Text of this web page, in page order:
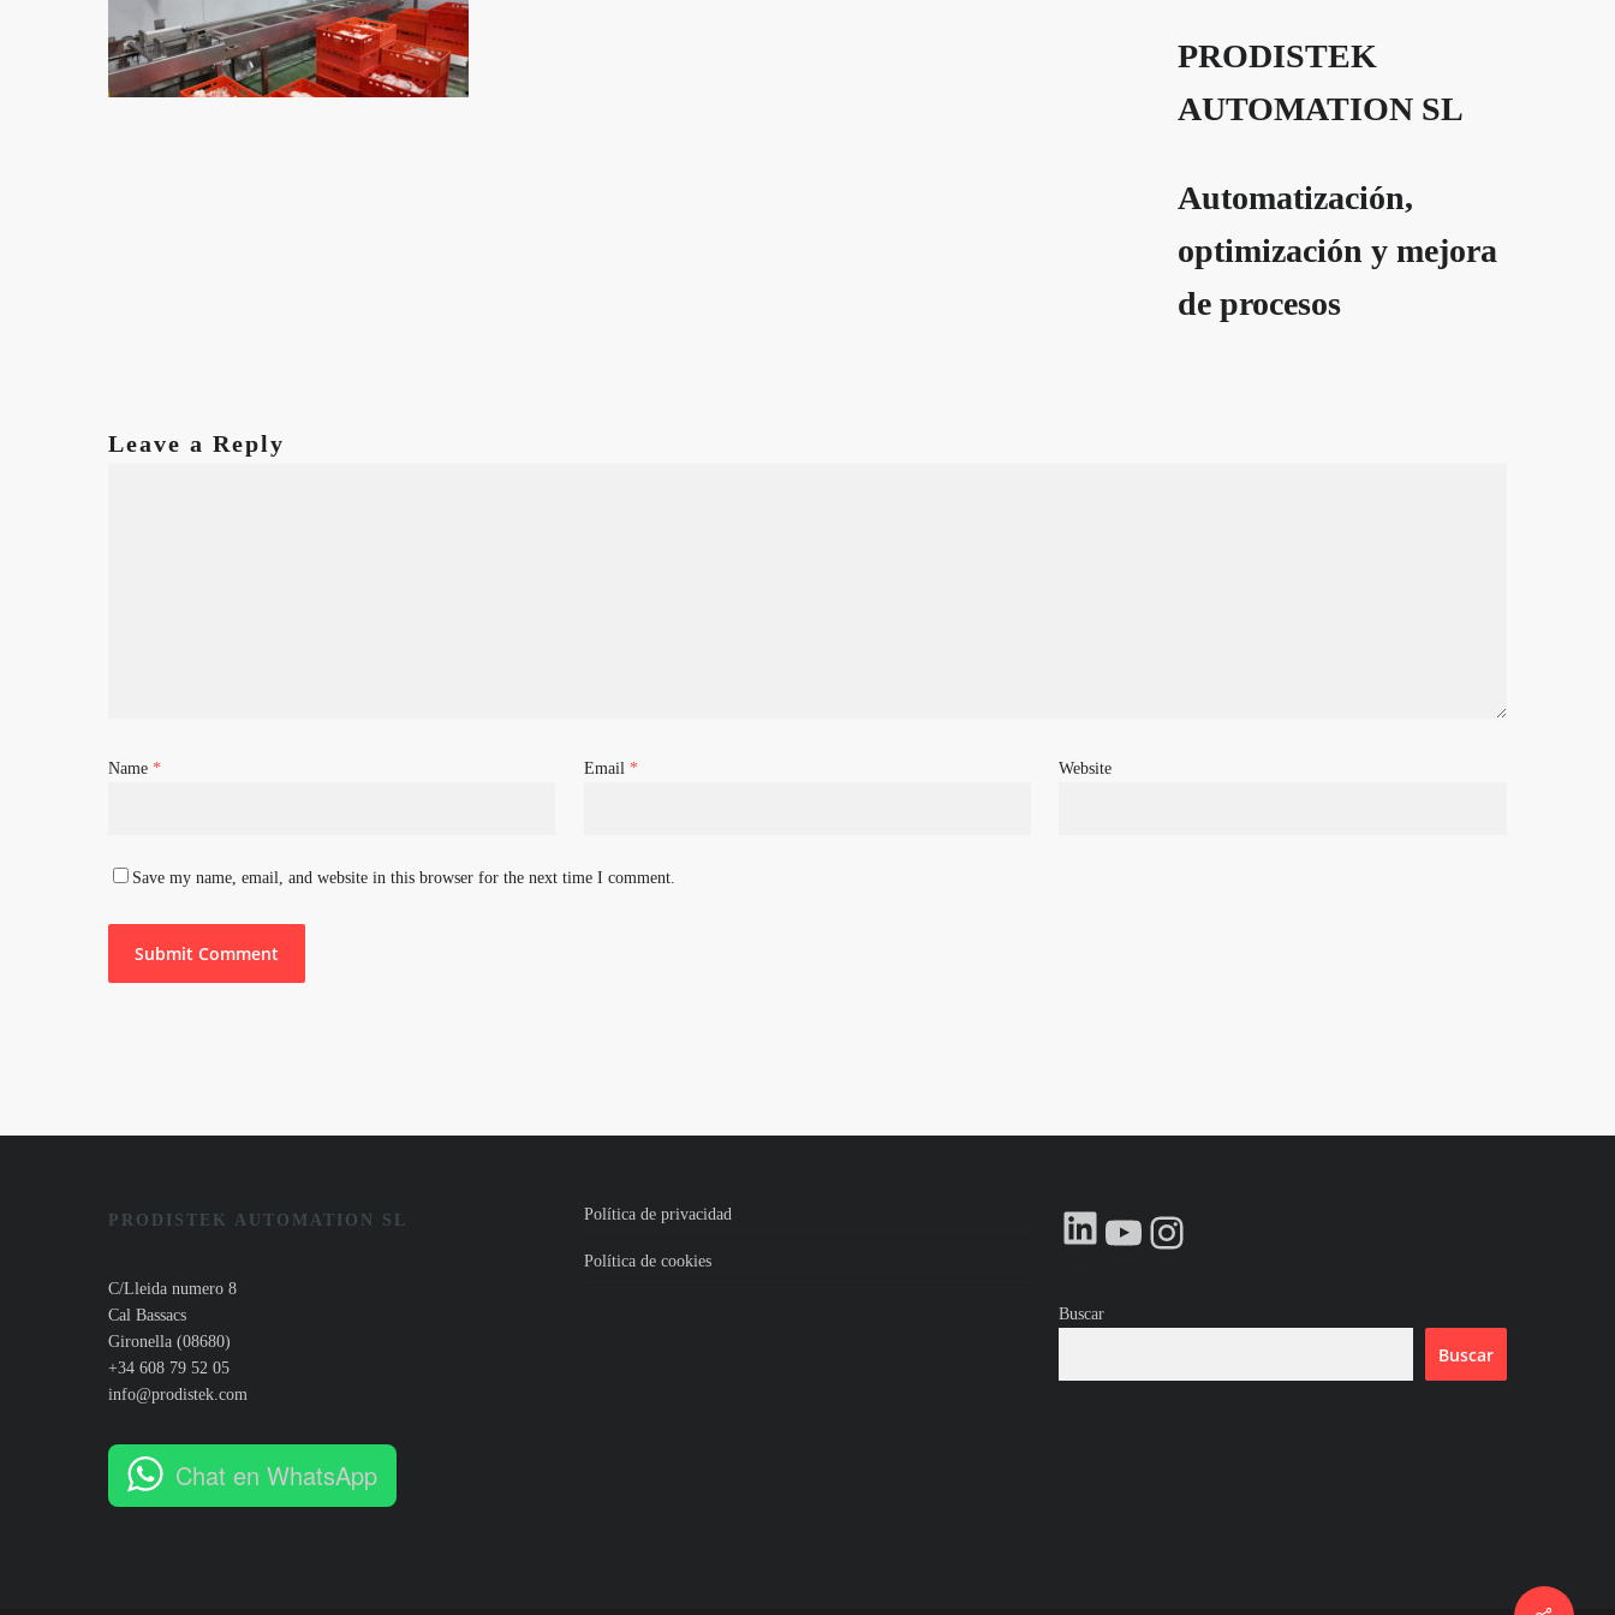
PRODISTEK
AUTOMATION SL
Automatización,
optimización y mejora
de procesos
Leave a Reply
Name * Email * Website
Save my name, email, and website in this browser for the next time I comment.
PRODISTEK AUTOMATION SL
C/Lleida numero 8
Cal Bassacs
Gironella (08680)
+34 608 79 52 05
info@prodistek.com
Chat en WhatsApp
Política de privacidad
Política de cookies
LinkedIn
YouTube
Instagram
Buscar
Buscar